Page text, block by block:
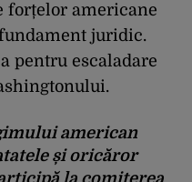
forțelor americane
juridic.
pentru escaladare
american
și oricăror